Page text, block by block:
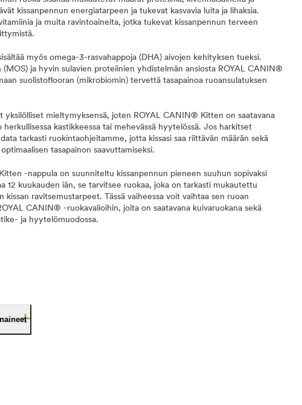
kissanpennun energiatarpeen ja tukevat kasvavia luita ja lihaksia.
ja muita ravintoaineita, jotka tukevat kissanpennun terveen
myös omega-3-rasvahappoja (DHA) aivojen kehityksen tueksi.
ja hyvin sulavien proteiinien yhdistelmän ansiosta ROYAL CANIN®
suolistoflooran (mikrobiomin) tervettä tasapainoa ruoansulatuksen
yksilölliset mieltymyksensä, joten ROYAL CANIN® Kitten on saatavana
herkullisessa kastikkeessa tai mehevässä hyytelössä. Jos harkitset
tarkasti ruokintaohjeitamme, jotta kissasi saa riittävän määrän sekä
tasapainon saavuttamiseksi.
-nappula on suunniteltu kissanpennun pieneen suuhun sopivaksi
12 kuukauden iän, se tarvitsee ruokaa, joka on tarkasti mukautettu
kissan ravitsemustarpeet. Tässä vaiheessa voit vaihtaa sen ruoan
CANIN® -ruokavalioihin, joita on saatavana kuivaruokana sekä
ja hyytelömuodossa.